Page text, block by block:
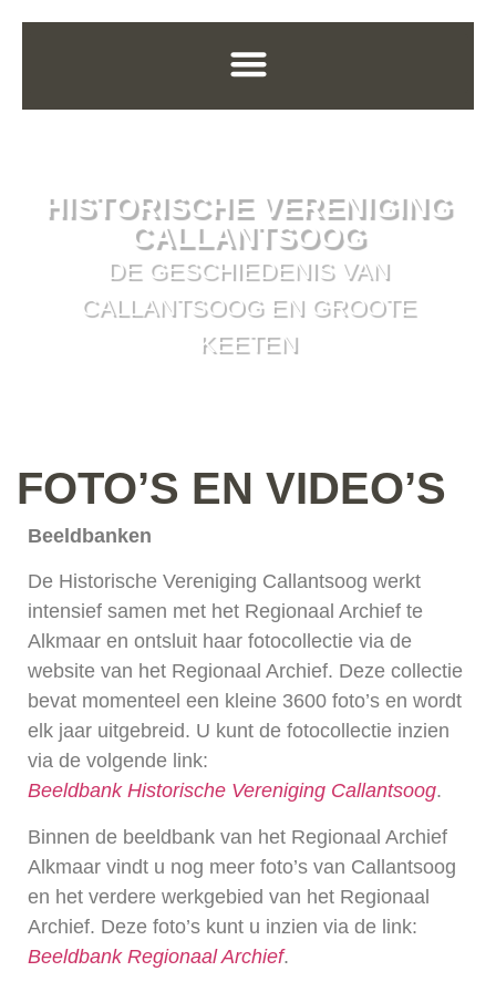
HISTORISCHE VERENIGING
CALLANTSOOG
DE GESCHIEDENIS VAN
CALLANTSOOG EN GROOTE
KEETEN
FOTO’S EN VIDEO’S
Beeldbanken
De Historische Vereniging Callantsoog werkt
intensief samen met het Regionaal Archief te
Alkmaar en ontsluit haar fotocollectie via de
website van het Regionaal Archief. Deze collectie
bevat momenteel een kleine 3600 foto’s en wordt
elk jaar uitgebreid. U kunt de fotocollectie inzien
via de volgende link:
Beeldbank Historische Vereniging Callantsoog.
Binnen de beeldbank van het Regionaal Archief
Alkmaar vindt u nog meer foto’s van Callantsoog
en het verdere werkgebied van het Regionaal
Archief. Deze foto’s kunt u inzien via de link:
Beeldbank Regionaal Archief.